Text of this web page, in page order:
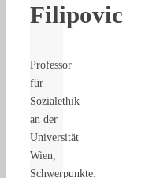
Filipovic
Professor
für
Sozialethik
an der
Universität
Wien,
Schwerpunkte: